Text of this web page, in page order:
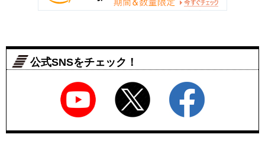
公式SNSをチェック！